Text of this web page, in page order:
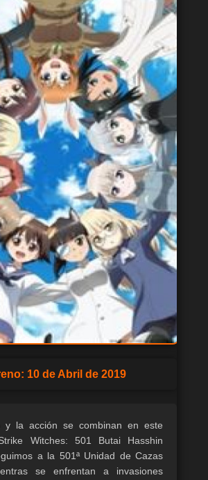
10 de Abril de 2019
y la acción se combinan en este
Witches: 501 Butai Hasshin
a la 501ª Unidad de Cazas
se enfrentan a invasiones